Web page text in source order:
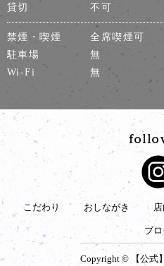
貸切
不可
禁煙・喫煙
全席喫煙可
駐車場
無
Wi-Fi
無
こだわり おしながき
ブロ
Copyright © 【公式